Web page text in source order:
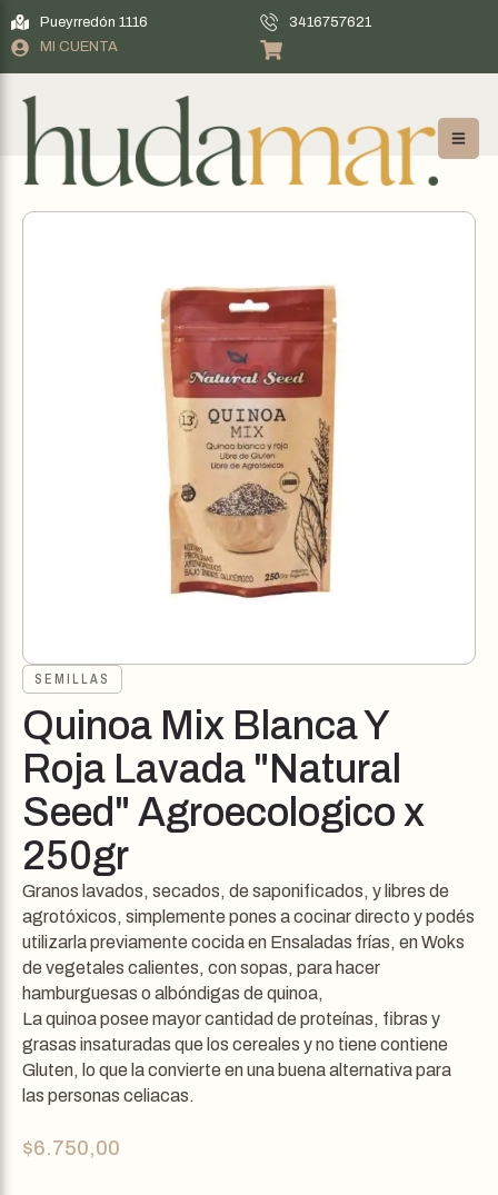
Pueyrredón 1116
3416757621
MI CUENTA
SEMILLAS
Quinoa Mix Blanca Y
Roja Lavada "Natural
Seed" Agroecologico x
250gr
Granos lavados, secados, de saponificados, y libres de
agrotóxicos, simplemente pones a cocinar directo y podés
utilizarla previamente cocida en Ensaladas frías, en Woks
de vegetales calientes, con sopas, para hacer
hamburguesas o albóndigas de quinoa,
La quinoa posee mayor cantidad de proteínas, fibras y
grasas insaturadas que los cereales y no tiene contiene
Gluten, lo que la convierte en una buena alternativa para
las personas celiacas.
$6.750,00